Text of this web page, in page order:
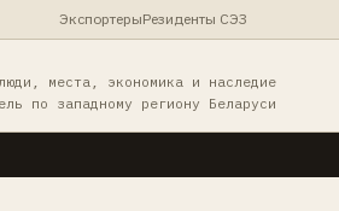
ЭкспортерыРезиденты СЭЗ
места, экономика и наследие
по западному региону Беларуси